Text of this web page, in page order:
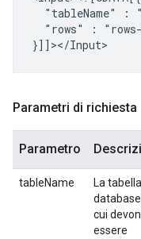
"tableName"
:
"rows"
:
Parametri di richiesta
Parametro
tableName
La
cui
essere